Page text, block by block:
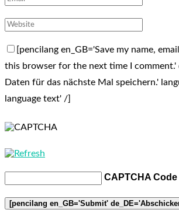
[pencilang en_GB='Save my name,
this browser for the next time I comment.'
Daten für das nächste Mal speichern.'
language text' /]
CAPTCHA Code